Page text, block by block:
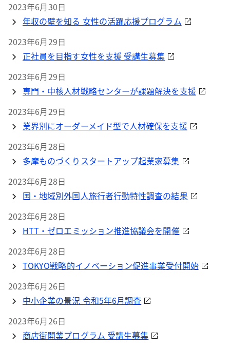
2023年6月30日
年収の壁を知る 女性の活躍応援プログラム
2023年6月29日
正社員を目指す女性を支援 受講生募集
2023年6月29日
専門・中核人材戦略センターが課題解決を支援
2023年6月29日
業界別にオーダーメイド型で人材確保を支援
2023年6月28日
多摩ものづくりスタートアップ起業家募集
2023年6月28日
国・地域別外国人旅行者行動特性調査の結果
2023年6月28日
HTT・ゼロエミッション推進協議会を開催
2023年6月28日
TOKYO戦略的イノベーション促進事業受付開始
2023年6月26日
中小企業の景況 令和5年6月調査
2023年6月26日
商店街開業プログラム 受講生募集